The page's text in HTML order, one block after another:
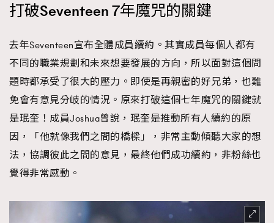
打破Seventeen 7年魔咒的關鍵
去年Seventeen宣布全體成員續約。其實成員每個人都有
不同的職業規劃和未來想要發展的方向，所以面對這個問
題時都承受了很大的壓力。即使是再親密的好兄弟，也難
免會有意見分岐的情況。原來打破這個七年魔咒的關鍵就
是珉奎！成員Joshua曾說，珉奎是推動所有人續約的原
因，「他就像我們之間的橋樑」，非常主動傾聽大家的想
法，協調彼此之間的意見，最終他們成功續約，非粉絲也
覺得非常感動。